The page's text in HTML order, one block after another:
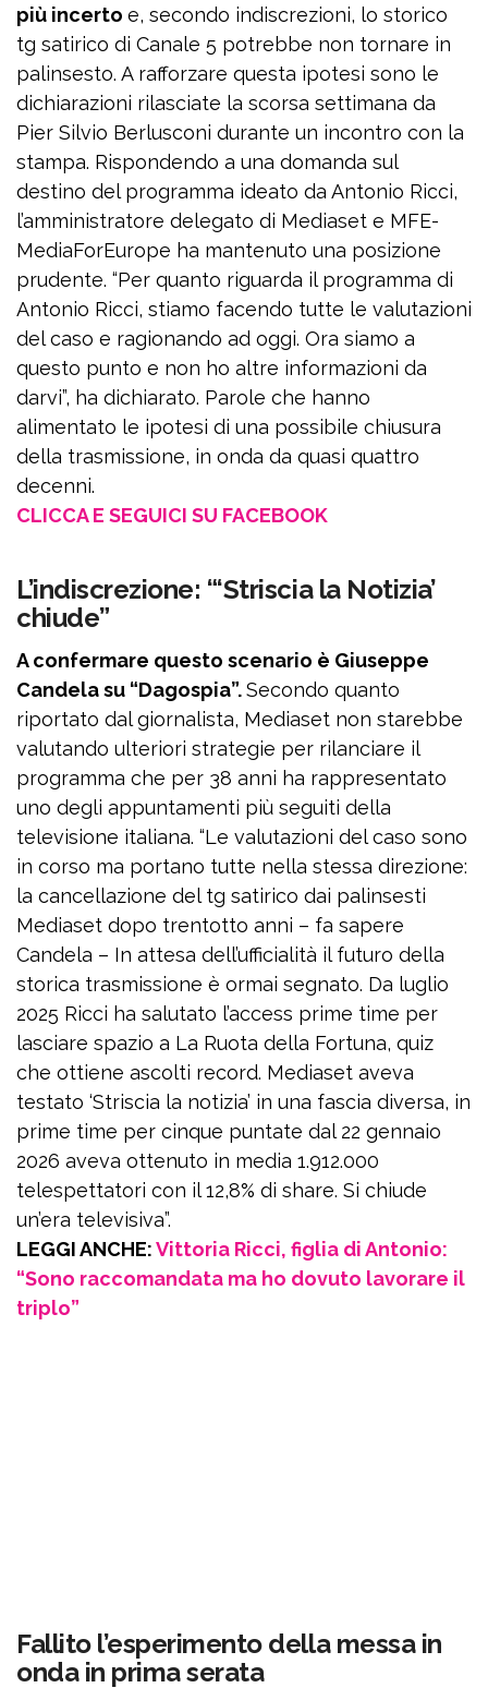
più incerto e, secondo indiscrezioni, lo storico
tg satirico di Canale 5 potrebbe non tornare in
palinsesto. A rafforzare questa ipotesi sono le
dichiarazioni rilasciate la scorsa settimana da
Pier Silvio Berlusconi durante un incontro con la
stampa. Rispondendo a una domanda sul
destino del programma ideato da Antonio Ricci,
l’amministratore delegato di Mediaset e MFE-
MediaForEurope ha mantenuto una posizione
prudente. “Per quanto riguarda il programma di
Antonio Ricci, stiamo facendo tutte le valutazioni
del caso e ragionando ad oggi. Ora siamo a
questo punto e non ho altre informazioni da
darvi”, ha dichiarato. Parole che hanno
alimentato le ipotesi di una possibile chiusura
della trasmissione, in onda da quasi quattro
decenni.
CLICCA E SEGUICI SU FACEBOOK
L’indiscrezione: “‘Striscia la Notizia’
chiude”
A confermare questo scenario è Giuseppe
Candela su “Dagospia”.Secondo quanto
riportato dal giornalista, Mediaset non starebbe
valutando ulteriori strategie per rilanciare il
programma che per 38 anni ha rappresentato
uno degli appuntamenti più seguiti della
televisione italiana. “Le valutazioni del caso sono
in corso ma portano tutte nella stessa direzione:
la cancellazione del tg satirico dai palinsesti
Mediaset dopo trentotto anni – fa sapere
Candela – In attesa dell’ufficialità il futuro della
storica trasmissione è ormai segnato. Da luglio
2025 Ricci ha salutato l’access prime time per
lasciare spazio a La Ruota della Fortuna, quiz
che ottiene ascolti record. Mediaset aveva
testato ‘Striscia la notizia’ in una fascia diversa, in
prime time per cinque puntate dal 22 gennaio
2026 aveva ottenuto in media 1.912.000
telespettatori con il 12,8% di share. Si chiude
un’era televisiva”.
LEGGI ANCHE:Vittoria Ricci, figlia di Antonio:
“Sono raccomandata ma ho dovuto lavorare il
triplo”
Fallito l’esperimento della messa in
onda in prima serata